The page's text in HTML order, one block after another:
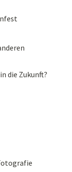
die Zukunft?